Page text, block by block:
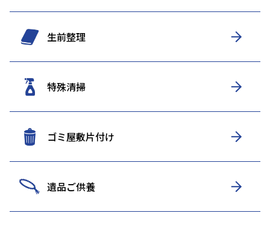
生前整理
特殊清掃
ゴミ屋敷片付け
遺品ご供養